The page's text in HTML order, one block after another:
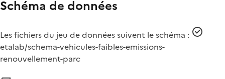
Schéma de données
Les fichiers du jeu de données suivent le schéma :
etalab/schema-vehicules-faibles-emissions-
renouvellement-parc